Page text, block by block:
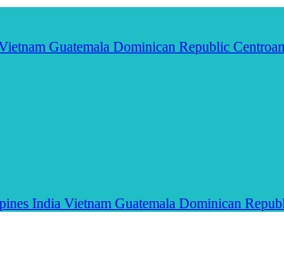
Guatemala Dominican Republic
India Vietnam Guatemala Dominican